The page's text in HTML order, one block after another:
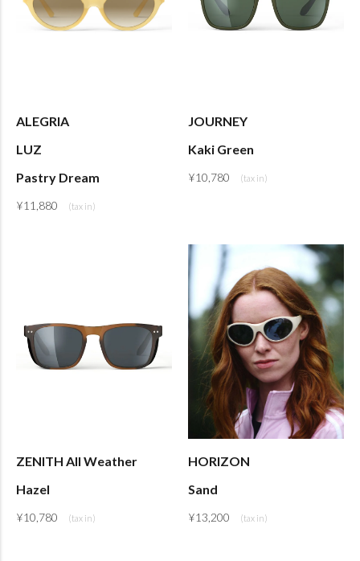
ALEGRIA
LUZ
Pastry Dream
¥11,880
JOURNEY
Kaki Green
¥10,780
ZENITH All Weather
Hazel
¥10,780
HORIZON
Sand
¥13,200